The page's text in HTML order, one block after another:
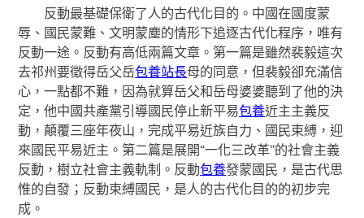
反動最基礎保衛了人的古代化目的。中國在國度蒙
辱、國民蒙難、文明蒙塵的情形下追逐古代化程序，唯有
反動一途。反動有高低兩篇文章。第一篇是雖然裴毅這次
去祁州要徵得岳父岳包養站長母的同意，但裴毅卻充滿信
心，一點都不難，因為就算岳父和岳母婆婆聽到了他的決
定，他中國共產黨引導國民停止新平易包養近主主義反
動，顛覆三座年夜山，完成平易近族自力、國民束縛，迎
來國民平易近主。第二篇是展開“一化三改革”的社會主義
反動，樹立社會主義軌制。反動包養發蒙國民，是古代思
惟的自發；反動束縛國民，是人的古代化目的的初步完
成。